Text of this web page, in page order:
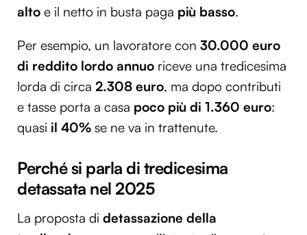
alto e il netto in busta paga più basso.
Per esempio, un lavoratore con 30.000 euro
di reddito lordo annuo riceve una tredicesima
lorda di circa 2.308 euro, ma dopo contributi
e tasse porta a casa poco più di 1.360 euro:
quasi il 40% se ne va in trattenute.
Perché si parla di tredicesima
detassata nel 2025
La proposta di detassazione della